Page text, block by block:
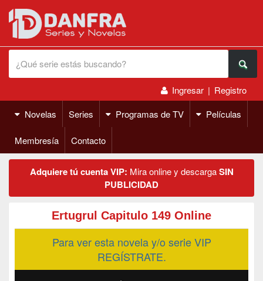
Ingresar | Registro
Novelas
Series Programas de TV Películas
Membresía Contacto
Adquiere tú cuenta VIP: Mira online y descargaSIN
PUBLICIDAD
Ertugrul Capitulo 149 Online
Para ver esta novela y/o serie VIP
REGÍSTRATE.